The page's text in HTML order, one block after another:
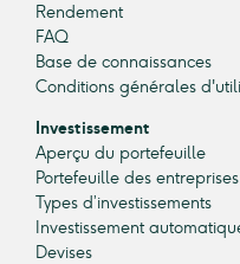
Rendement
FAQ
Base de connaissances
Conditions générales
Investissement
Aperçu du portefeuille
Portefeuille des entreprises
Types d’investissements
Investissement
Devises